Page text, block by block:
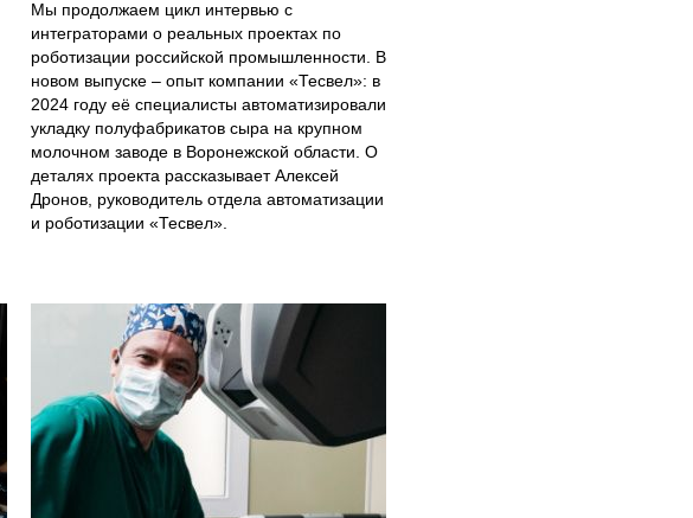
Мы продолжаем цикл интервью с
интеграторами о реальных проектах по
роботизации российской промышленности. В
новом выпуске – опыт компании «Тесвел»: в
2024 году её специалисты автоматизировали
укладку полуфабрикатов сыра на крупном
молочном заводе в Воронежской области. О
деталях проекта рассказывает Алексей
Дронов, руководитель отдела автоматизации
и роботизации «Тесвел».